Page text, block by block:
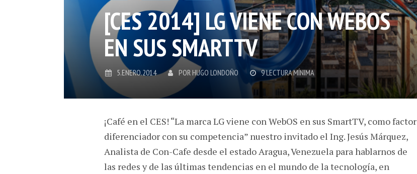
[CES 2014] LG VIENE CON WEBOS
EN SUS SMARTTV
5.ENERO.2014 POR HUGO LONDOÑO 9 LECTURA MÍNIMA
¡Café en el CES! “La marca LG viene con WebOS en sus SmartTV, como factor
diferenciador con su competencia” nuestro invitado el Ing. Jesús Márquez,
Analista de Con-Cafe desde el estado Aragua, Venezuela para hablarnos de
las redes y de las últimas tendencias en el mundo de la tecnología, en